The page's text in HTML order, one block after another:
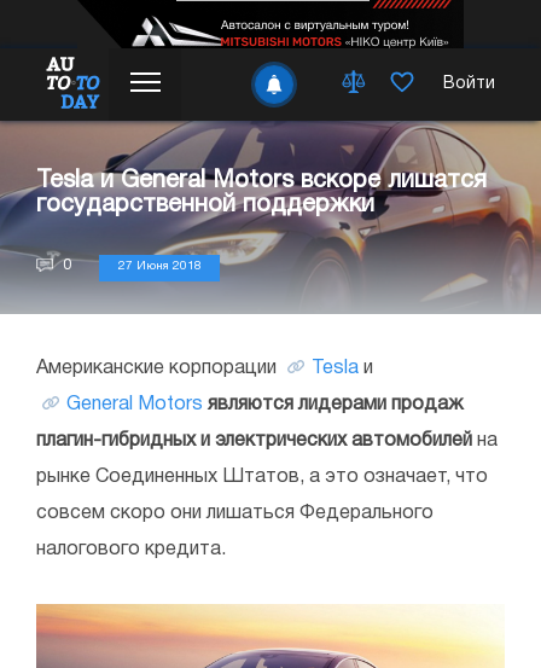
Войти
Tesla и General Motors вскоре лишатся
государственной поддержки
0 27 Июня 2018
Американские корпорации Tesla и
General Motors являются лидерами продаж
плагин-гибридных и электрических автомобилей на
рынке Соединенных Штатов, а это означает, что
совсем скоро они лишаться Федерального
налогового кредита.